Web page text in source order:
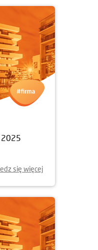
2025
się więcej